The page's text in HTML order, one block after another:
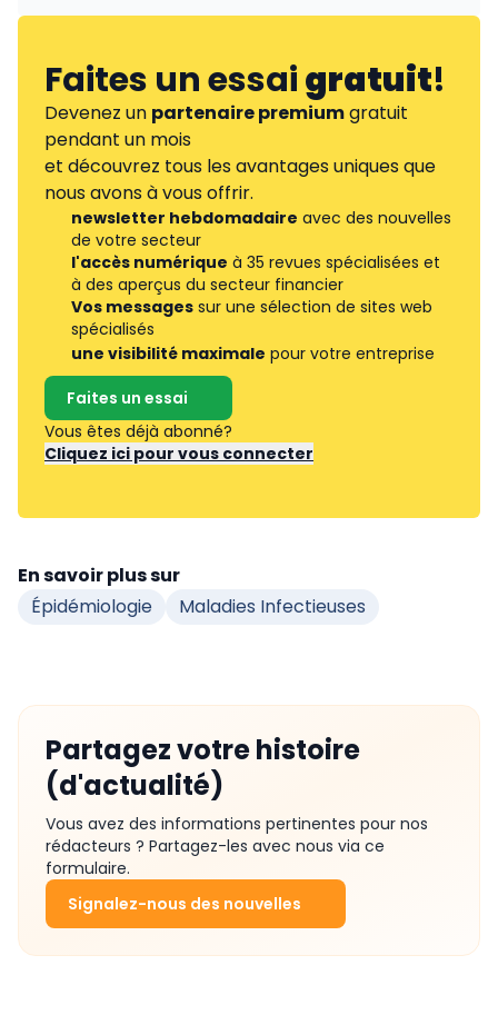
Faites un essaigratuit!
Devenez un partenaire premiumgratuit
pendant un mois
et découvrez tous les avantages uniques que
nous avons à vous offrir.
newsletter hebdomadaire avec des nouvelles
de votre secteur
l'accès numérique à 35 revues spécialisées et
à des aperçus du secteur financier
Vos messages sur une sélection de sites web
spécialisés
une visibilité maximale pour votre entreprise
Faites un essai
Vous êtes déjà abonné?
Cliquez ici pour vous connecter
En savoir plus sur
Épidémiologie
Maladies Infectieuses
Partagez votre histoire
(d'actualité)
Vous avez des informations pertinentes pour nos
rédacteurs ? Partagez-les avec nous via ce
formulaire.
Signalez-nous des nouvelles